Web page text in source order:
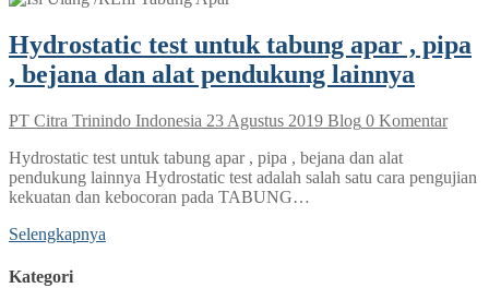
Hydrostatic test untuk tabung apar , pipa
, bejana dan alat pendukung lainnya
PT Citra Trinindo Indonesia 23 Agustus 2019 Blog 0 Komentar
Hydrostatic test untuk tabung apar , pipa , bejana dan alat
pendukung lainnya Hydrostatic test adalah salah satu cara pengujian
kekuatan dan kebocoran pada TABUNG…
Selengkapnya
Kategori